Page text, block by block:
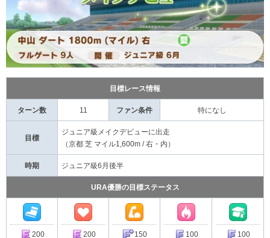
目標レース情報
ターン数 11 ファン条件 特になし
目標
ジュニア級メイクデビューに出走
（京都 芝 マイル1,600m / 右・内）
時期 ジュニア級6月後半
URA優勝の目標ステータス
200 200 150 100 100